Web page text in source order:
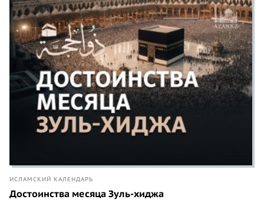
ИСЛАМСКИЙ КАЛЕНДАРЬ
Достоинства месяца Зуль-хиджа